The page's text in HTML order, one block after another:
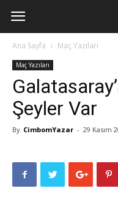
Ana Sayfa Maç Yazıları
Maç Yazıları
Şeyler Var
By CimbomYazar - 29 Kasım